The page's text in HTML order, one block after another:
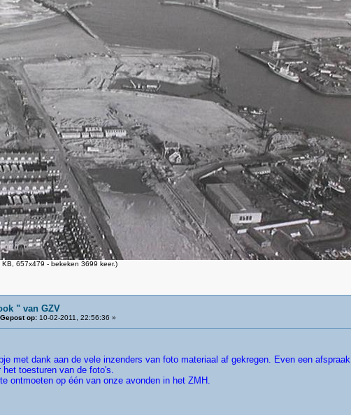
KB, 657x479 - bekeken 3699 keer.)
" van GZV
op:10-02-2011, 22:56:36 »
met dank aan de vele inzenders van foto materiaal af gekregen. Even een
toesturen van de foto's.
ontmoeten op één van onze avonden in het ZMH.